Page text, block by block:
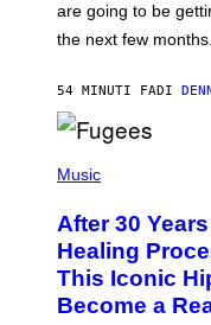
W
I
Z
R
S
T
C
O
A
T
are going to be
the next few months.
54 MINUTI FADI
P
T
O
B
Y
J
E
Music
After 30
Healing
This Iconic
Become a